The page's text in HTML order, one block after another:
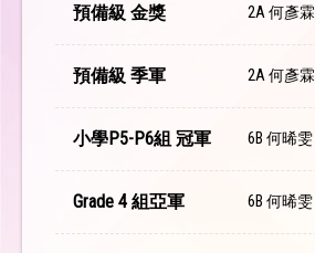
預備級 金獎 2A 何彥霖
預備級 季軍 2A 何彥霖
小學P5-P6組 冠軍 6B 何晞雯
Grade 4 組亞軍 6B 何晞雯